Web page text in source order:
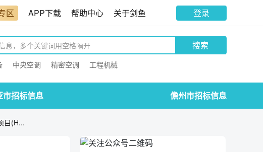
区 APP下载 帮助中心 关于剑鱼 登录
搜索
中央空调 精密空调 工程机械
市招标信息 儋州市招标信息
目(H...